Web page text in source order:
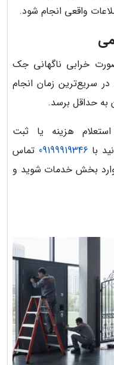
واقعی انجام شود.
خرابی ناگهانی جک
در سریع‌ترین زمان انجام
به حداقل برسد.
هزینه یا ثبت
با 09199919346 تماس
بخش خدمات شوید و